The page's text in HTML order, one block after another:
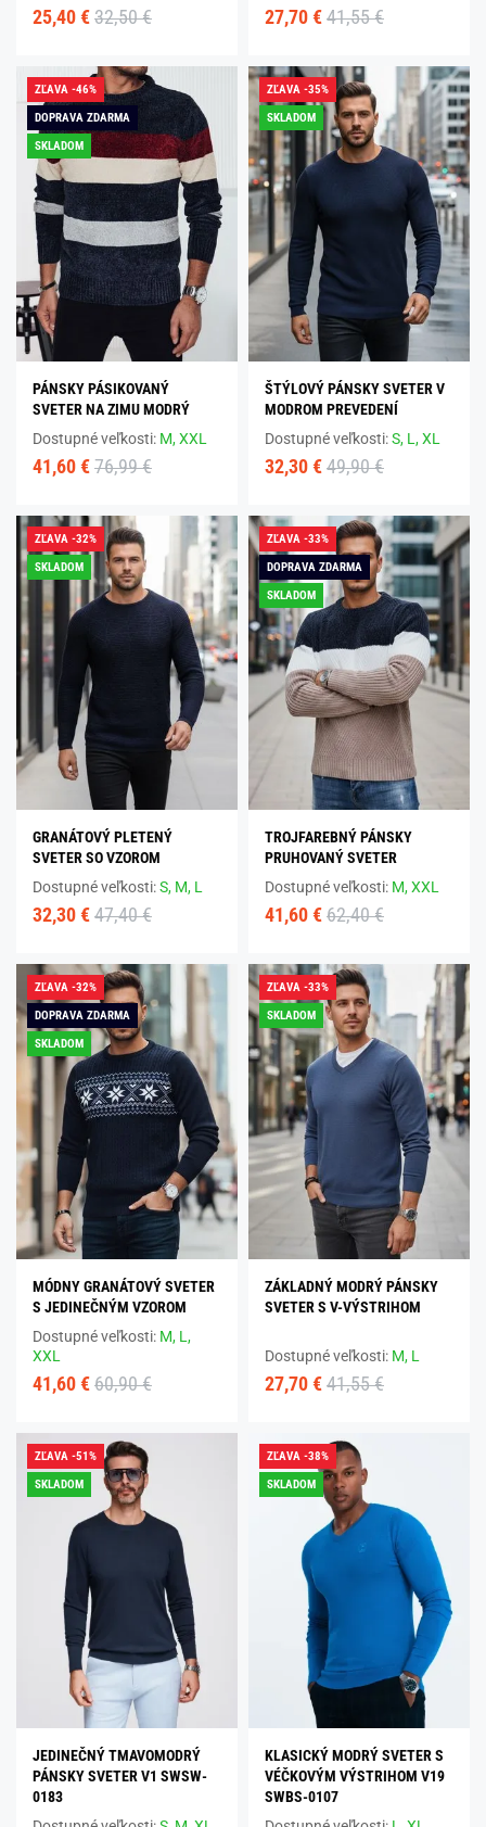
25,40 € 32,50 € 27,70 € 41,55 €
ZĽAVA -46%
DOPRAVA ZDARMA
SKLADOM
PÁNSKY PÁSIKOVANÝ
SVETER NA ZIMU MODRÝ
Dostupné veľkosti: M,XXL
41,60 € 76,99 €
ZĽAVA -35%
SKLADOM
ŠTÝLOVÝ PÁNSKY SVETER V
MODROM PREVEDENÍ
Dostupné veľkosti:S, L,XL
32,30 € 49,90 €
ZĽAVA -32%
SKLADOM
GRANÁTOVÝ PLETENÝ
SVETER SO VZOROM
Dostupné veľkosti:S, M, L
32,30 € 47,40 €
ZĽAVA -33%
DOPRAVA ZDARMA
SKLADOM
TROJFAREBNÝ PÁNSKY
PRUHOVANÝ SVETER
Dostupné veľkosti: M,XXL
41,60 € 62,40 €
ZĽAVA -32%
DOPRAVA ZDARMA
SKLADOM
MÓDNY GRANÁTOVÝ SVETER
S JEDINEČNÝM VZOROM
Dostupné veľkosti: M, L,
XXL
41,60 € 60,90 €
ZĽAVA -33%
SKLADOM
ZÁKLADNÝ MODRÝ PÁNSKY
SVETER S V-VÝSTRIHOM
Dostupné veľkosti: M, L
27,70 € 41,55 €
ZĽAVA -51%
SKLADOM
JEDINEČNÝ TMAVOMODRÝ
PÁNSKY SVETER V1 SWSW-
0183
ZĽAVA -38%
SKLADOM
KLASICKÝ MODRÝ SVETER S
VÉČKOVÝM VÝSTRIHOM V19
SWBS-0107